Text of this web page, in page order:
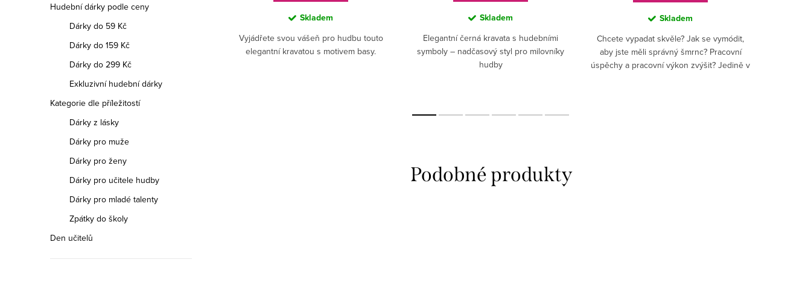
Hudební dárky podle ceny
Dárky do 59 Kč
Dárky do 159 Kč
Dárky do 299 Kč
Exkluzivní hudební dárky
Kategorie dle příležitostí
Dárky z lásky
Dárky pro muže
Dárky pro ženy
Dárky pro učitele hudby
Dárky pro mladé talenty
Zpátky do školy
Den učitelů
nebo dáváte přednost elegantnímu stylu i
v běžném pracovním životě? Pánové i
dámy jistě ocení módní kravatu slim (úzká).
Skladem
Vyjádřete svou vášeň pro hudbu touto
elegantní kravatou s motivem basy.
Skladem
Elegantní černá kravata s hudebními
symboly – nadčasový styl pro milovníky
hudby
Skladem
Chcete vypadat skvěle? Jak se vymódit,
aby jste měli správný šmrnc? Pracovní
úspěchy a pracovní výkon zvýšit? Jedině v